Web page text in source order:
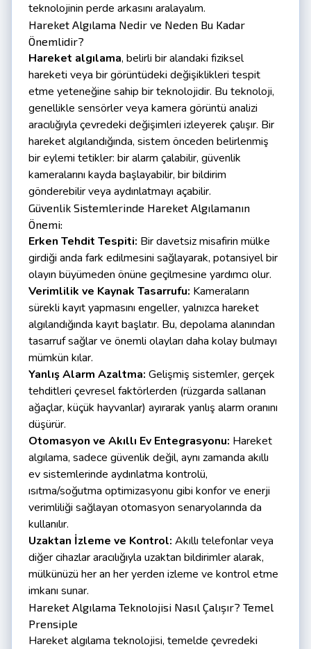
teknolojinin perde arkasını aralayalım.
Hareket Algılama Nedir ve Neden Bu Kadar
Önemlidir?
Hareket algılama, belirli bir alandaki fiziksel
hareketi veya bir görüntüdeki değişiklikleri tespit
etme yeteneğine sahip bir teknolojidir. Bu teknoloji,
genellikle sensörler veya kamera görüntü analizi
aracılığıyla çevredeki değişimleri izleyerek çalışır. Bir
hareket algılandığında, sistem önceden belirlenmiş
bir eylemi tetikler: bir alarm çalabilir, güvenlik
kameralarını kayda başlayabilir, bir bildirim
gönderebilir veya aydınlatmayı açabilir.
Güvenlik Sistemlerinde Hareket Algılamanın
Önemi:
Erken Tehdit Tespiti: Bir davetsiz misafirin mülke
girdiği anda fark edilmesini sağlayarak, potansiyel bir
olayın büyümeden önüne geçilmesine yardımcı olur.
Verimlilik ve Kaynak Tasarrufu: Kameraların
sürekli kayıt yapmasını engeller, yalnızca hareket
algılandığında kayıt başlatır. Bu, depolama alanından
tasarruf sağlar ve önemli olayları daha kolay bulmayı
mümkün kılar.
Yanlış Alarm Azaltma: Gelişmiş sistemler, gerçek
tehditleri çevresel faktörlerden (rüzgarda sallanan
ağaçlar, küçük hayvanlar) ayırarak yanlış alarm oranını
düşürür.
Otomasyon ve Akıllı Ev Entegrasyonu: Hareket
algılama, sadece güvenlik değil, aynı zamanda akıllı
ev sistemlerinde aydınlatma kontrolü,
ısıtma/soğutma optimizasyonu gibi konfor ve enerji
verimliliği sağlayan otomasyon senaryolarında da
kullanılır.
Uzaktan İzleme ve Kontrol: Akıllı telefonlar veya
diğer cihazlar aracılığıyla uzaktan bildirimler alarak,
mülkünüzü her an her yerden izleme ve kontrol etme
imkanı sunar.
Hareket Algılama Teknolojisi Nasıl Çalışır? Temel
Prensiple
Hareket algılama teknolojisi, temelde çevredeki